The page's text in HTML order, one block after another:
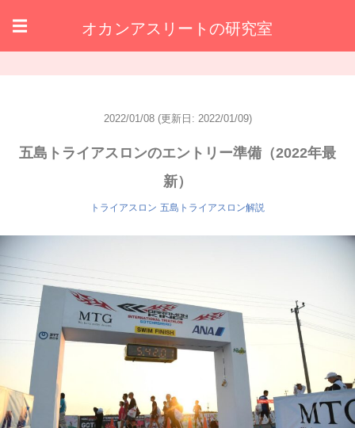
☰ オカンアスリートの研究室
2022/01/08 (更新日: 2022/01/09)
五島トライアスロンのエントリー準備（2022年最
新）
トライアスロン 五島トライアスロン解説